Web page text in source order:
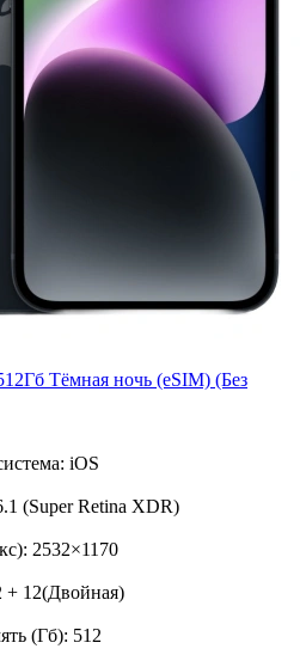
Тёмная ночь (eSIM) (Без
iOS
(Super Retina XDR)
2532×1170
+ 12(Двойная)
(Гб): 512